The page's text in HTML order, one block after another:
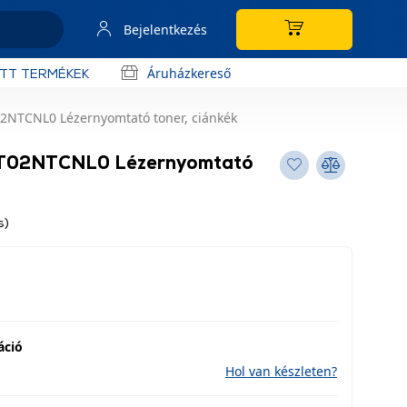
Bejelentkezés
TERMÉKEK Áruházkereső
Lézernyomtató toner, ciánkék
Lézernyomtató
Hol van készleten?